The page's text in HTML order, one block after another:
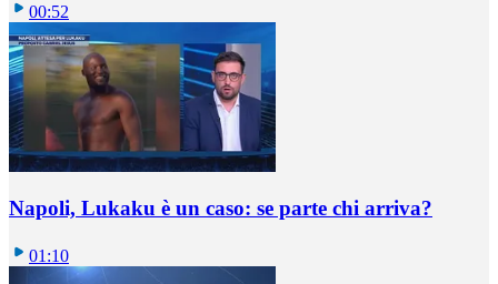
00:52
Napoli, Lukaku è un caso: se parte chi arriva?
01:10